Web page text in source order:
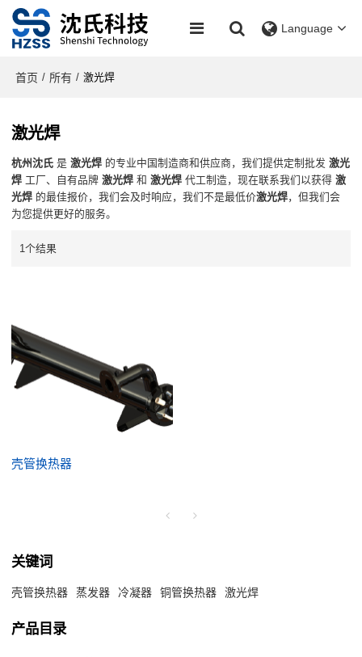
Language
首页 / 所有 / 激光焊
激光焊
杭州沈氏 是激光焊 的专业中国制造商和供应商，我们提供定制批发激光
焊 工厂、自有品牌激光焊 和激光焊 代工制造，现在联系我们以获得激
光焊 的最佳报价，我们会及时响应，我们不是最低价激光焊，但我们会
为您提供更好的服务。
1个结果
壳管换热器
关键词
壳管换热器 蒸发器 冷凝器 铜管换热器 激光焊
产品目录